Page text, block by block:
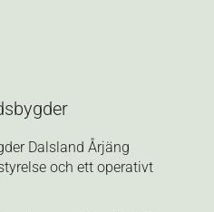
Dalsland Årjäng
och ett operativt